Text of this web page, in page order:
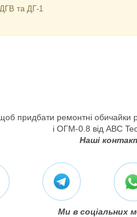
та ДГ-1
придбати ремонтні
і ОГМ-0.8 від ABC
Наші
Ми в соціальних